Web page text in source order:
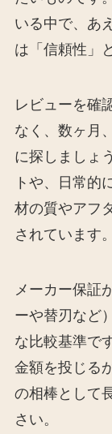
いる中で、あ
は「信頼性」
レビューを確
なく、数ヶ月
に探しましょ
トや、日常的
材の質やアフ
されています。
メーカー保証
ーや替刃など
な比較基準で
金額を投じる
の相棒として
さい。